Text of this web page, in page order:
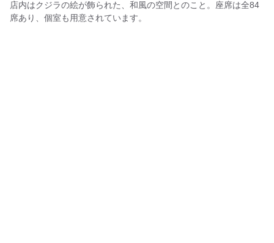
店内はクジラの絵が飾られた、和風の空間とのこと。座席は全84
席あり、個室も用意されています。